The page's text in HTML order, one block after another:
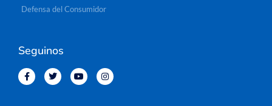
Defensa del Consumidor
Seguinos